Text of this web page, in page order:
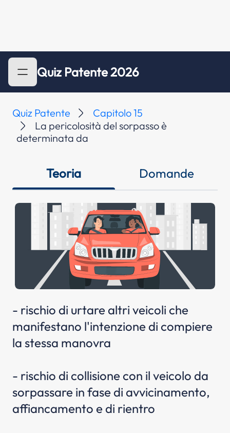
Quiz Patente 2026
Quiz Patente
Capitolo 15
La pericolosità del sorpasso è
determinata da
Teoria Domande
- rischio di urtare altri veicoli che
manifestano l'intenzione di compiere
la stessa manovra
- rischio di collisione con il veicolo da
sorpassare in fase di avvicinamento,
affiancamento e di rientro